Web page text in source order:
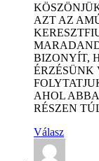
AZT AZ
BIZONYÍT,
ÉRZÉSÜNK
AHOL
RÉSZEN
Válasz